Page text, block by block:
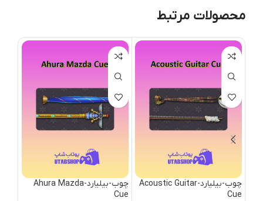
محصولات مرتبط
چوب-بیلیارد-Acoustic Guitar
Cue
چوب-بیلیارد-Ahura Mazda
Cue